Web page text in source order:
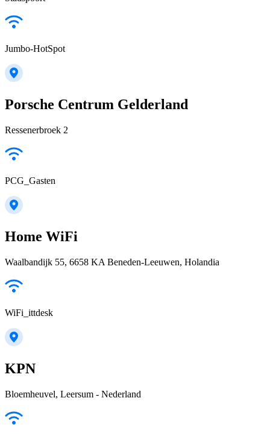
Jumbo-HotSpot
Porsche Centrum Gelderland
Ressenerbroek 2
PCG_Gasten
Home WiFi
Waalbandijk 55, 6658 KA Beneden-Leeuwen, Holandia
WiFi_ittdesk
KPN
Bloemheuvel, Leersum - Nederland